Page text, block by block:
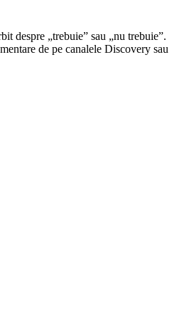
despre „trebuie” sau „nu trebuie”.
de pe canalele Discovery sau